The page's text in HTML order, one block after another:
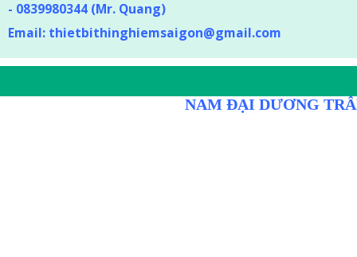
- 0839980344 (Mr. Quang)
Email: thietbithinghiemsaigon@gmail.com
NAM ĐẠI DƯƠNG